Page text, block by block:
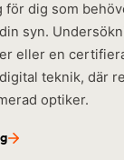
för dig som
syn.
eller en
teknik, där
optiker.